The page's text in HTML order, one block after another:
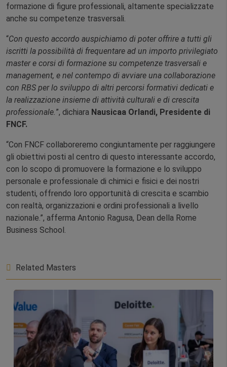
formazione di figure professionali, altamente specializzate
anche su competenze trasversali.
“Con questo accordo auspichiamo di poter offrire a tutti gli
iscritti la possibilità di frequentare ad un importo privilegiato
master e corsi di formazione su competenze trasversali e
management, e nel contempo di avviare una collaborazione
con RBS per lo sviluppo di altri percorsi formativi dedicati e
la realizzazione insieme di attività culturali e di crescita
professionale.”, dichiara Nausicaa Orlandi, Presidente di
FNCF.
“Con FNCF collaboreremo congiuntamente per raggiungere
gli obiettivi posti al centro di questo interessante accordo,
con lo scopo di promuovere la formazione e lo sviluppo
personale e professionale di chimici e fisici e dei nostri
studenti, offrendo loro opportunità di crescita e scambio
con realtà, organizzazioni e ordini professionali a livello
nazionale.”, afferma Antonio Ragusa, Dean della Rome
Business School.
Related Masters